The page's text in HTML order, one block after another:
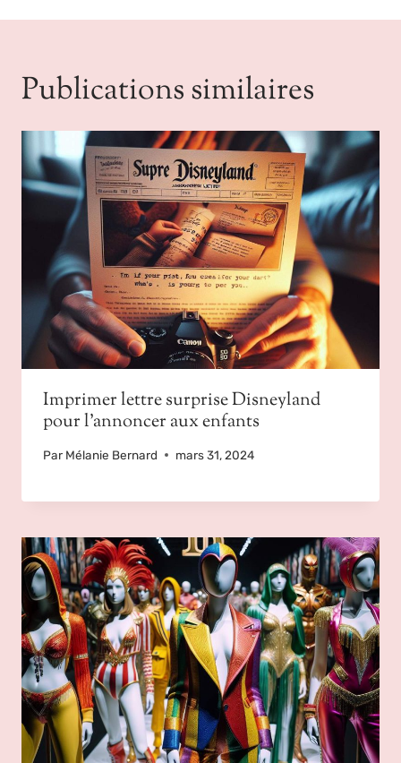
Publications similaires
Imprimer lettre surprise Disneyland
pour l’annoncer aux enfants
Par Mélanie Bernard mars 31, 2024